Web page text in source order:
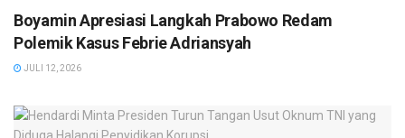
Boyamin Apresiasi Langkah Prabowo Redam
Polemik Kasus Febrie Adriansyah
JULI 12, 2026